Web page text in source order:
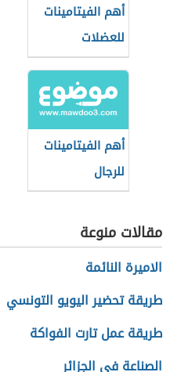
أهم الفيتامينات
للعضلات
أهم الفيتامينات
للرجال
مقالات منوعة
الاميرة النائمة
طريقة تحضير اليويو التونسي
طريقة عمل تارت الفواكة
الصناعة في الجزائر